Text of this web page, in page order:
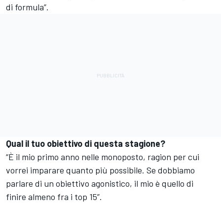
di formula”.
Qual il tuo obiettivo di questa stagione?
“È il mio primo anno nelle monoposto, ragion per cui
vorrei imparare quanto più possibile. Se dobbiamo
parlare di un obiettivo agonistico, il mio è quello di
finire almeno fra i top 15”.